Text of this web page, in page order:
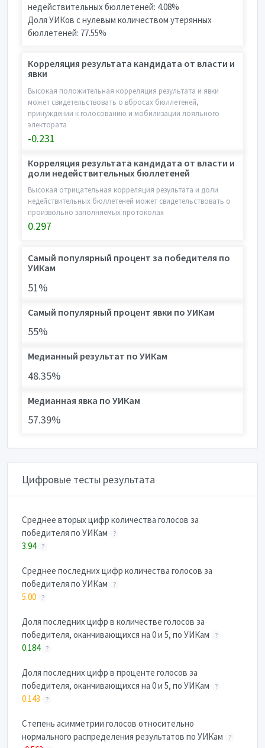
недействительных бюллетеней: 4.08%
Доля УИКов с нулевым количеством утерянных
бюллетеней: 77.55%
Корреляция результата кандидата от власти и
явки
Высокая положительная корреляция результата и явки
может свидетельствовать о вбросах бюллетеней,
принуждении к голосованию и мобилизации лояльного
электората
-0.231
Корреляция результата кандидата от власти и
доли недействительных бюллетеней
Высокая отрицательная корреляция результата и доли
недействительных бюллетеней может свидетельствовать о
произвольно заполняемых протоколах
0.297
Самый популярный процент за победителя по
УИКам
51%
Самый популярный процент явки по УИКам
55%
Медианный результат по УИКам
48.35%
Медианная явка по УИКам
57.39%
Цифровые тесты результата
Cреднее вторых цифр количества голосов за
победителя по УИКам
?
3.94 ?
Cреднее последних цифр количества голосов за
победителя по УИКам
?
5.00 ?
Доля последних цифр в количестве голосов за
победителя, оканчивающихся на 0 и 5, по УИКам
?
0.184 ?
Доля последних цифр в проценте голосов за
победителя, оканчивающихся на 0 и 5, по УИКам
?
0.143 ?
Степень асимметрии голосов относительно
нормального распределения результатов по УИКам
?